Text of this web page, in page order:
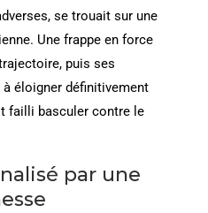
se trouait sur une
Une frappe en force
puis ses
éloigner définitivement
failli basculer contre le
par une